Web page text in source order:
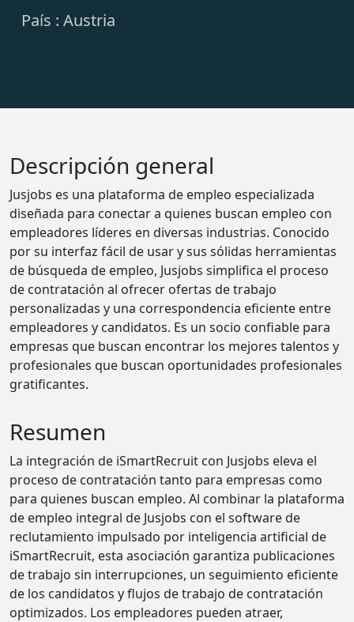
País : Austria
Descripción general
Jusjobs es una plataforma de empleo especializada
diseñada para conectar a quienes buscan empleo con
empleadores líderes en diversas industrias. Conocido
por su interfaz fácil de usar y sus sólidas herramientas
de búsqueda de empleo, Jusjobs simplifica el proceso
de contratación al ofrecer ofertas de trabajo
personalizadas y una correspondencia eficiente entre
empleadores y candidatos. Es un socio confiable para
empresas que buscan encontrar los mejores talentos y
profesionales que buscan oportunidades profesionales
gratificantes.
Resumen
La integración de iSmartRecruit con Jusjobs eleva el
proceso de contratación tanto para empresas como
para quienes buscan empleo. Al combinar la plataforma
de empleo integral de Jusjobs con el software de
reclutamiento impulsado por inteligencia artificial de
iSmartRecruit, esta asociación garantiza publicaciones
de trabajo sin interrupciones, un seguimiento eficiente
de los candidatos y flujos de trabajo de contratación
optimizados. Los empleadores pueden atraer,